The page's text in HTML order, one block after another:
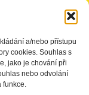
a/nebo přístupu
cookies. Souhlas s
jako je chování při
nebo odvolání
funkce.